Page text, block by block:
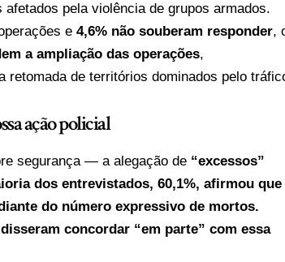
pela violência de grupos armados.
e4,6% não souberam responder,
a ampliação das operações,
retomada de territórios dominados pelo
ação policial
segurança — a alegação de “excessos”
dos entrevistados, 60,1%, afirmou que
do número expressivo de mortos.
concordar “em parte” com essa